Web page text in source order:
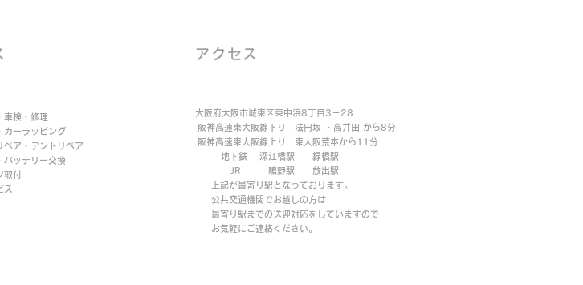
アクセス
車検・修理
カーラッピング
ペア・デントリペア
バッテリー交換
取付
ス
大阪府大阪市城東区東中浜8丁目3－28
阪神高速東大阪線下り 法円坂 ・高井田 から8分
阪神高速東大阪線上り 東大阪荒本から11分
地下鉄 深江橋駅 緑橋駅
JR 鴫野駅 放出駅
上記が最寄り駅となっております。
公共交通機関でお越しの方は
最寄り駅までの送迎対応をしていますので
​ お気軽にご連絡ください。